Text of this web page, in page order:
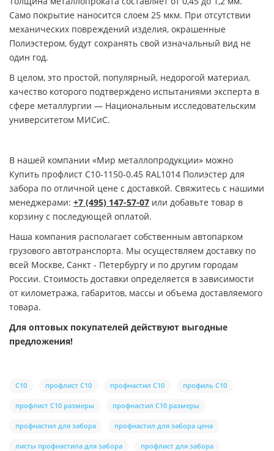
Само покрытие наносится слоем 25 мкм. При отсутствии
механических повреждений изделия, окрашенные
Полиэстером, будут сохранять свой изначальный вид не
один год.
В целом, это простой, популярный, недорогой материал,
качество которого подтверждено испытаниями эксперта в
сфере металлургии — Национальным исследовательским
университетом МИСиС.
В нашей компании «Мир металлопродукции» можно
Купить профлист С10-1150-0.45 RAL1014 Полиэстер для
забора по отличной цене с доставкой. Свяжитесь с нашими
менеджерами: +7 (495) 147-57-07 или добавьте товар в
корзину с последующей оплатой.
Наша компания располагает собственным автопарком
грузового автотранспорта. Мы осуществляем доставку по
всей Москве, Санкт - Петербургу и по другим городам
России. Стоимость доставки определяется в зависимости
от километража, габаритов, массы и объема доставляемого
товара.
Для оптовых покупателей действуют выгодные
предложения!
С10 профлист С10 профнастил С10 профиль С10
профлист С10 размеры профнастил С10 размеры
профнастил для забора профнастил для забора цена
листы профнастила для забора профлист для забора